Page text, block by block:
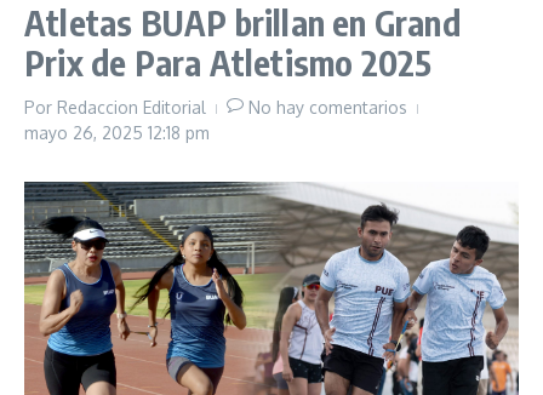
Atletas BUAP brillan en Grand
Prix de Para Atletismo 2025
Por Redaccion Editorial
No hay comentarios
mayo 26, 2025 12:18 pm